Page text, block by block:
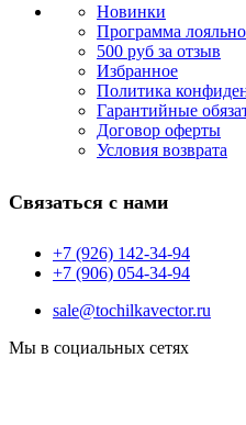
Новинки
Программа
500 руб за отзыв
Избранное
Политика
Гарантийные
Договор оферты
Условия возврата
Связаться с нами
+7 (926) 142-34-94
+7 (906) 054-34-94
sale@tochilkavector.ru
Мы в социальных сетях